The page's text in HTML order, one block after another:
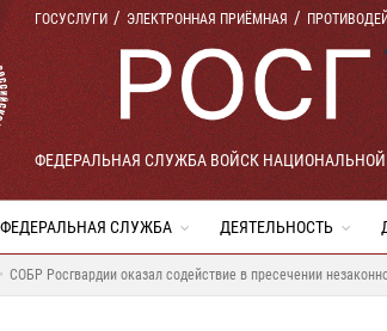
ГОСУСЛУГИ ЭЛЕКТРОННАЯ ПРИЁМНАЯ
ФЕДЕРАЛЬНАЯ СЛУЖБА ВОЙСК
ФЕДЕРАЛЬНАЯ СЛУЖБА ДЕЯТЕЛЬНОСТЬ
СОБР Росгвардии оказал содействие в пресечении